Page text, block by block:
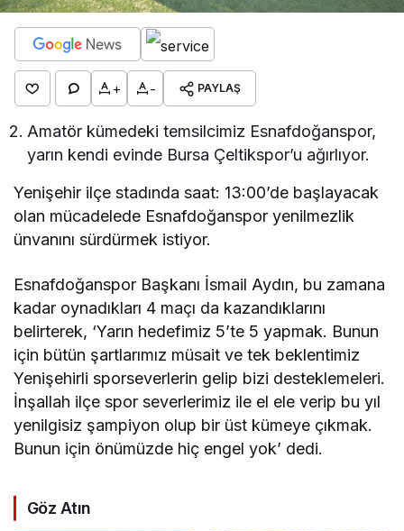
+ - PAYLAŞ
Amatör kümedeki temsilcimiz Esnafdoğanspor,
yarın kendi evinde Bursa Çeltikspor’u ağırlıyor.
Yenişehir ilçe stadında saat: 13:00’de başlayacak
olan mücadelede Esnafdoğanspor yenilmezlik
ünvanını sürdürmek istiyor.
Esnafdoğanspor Başkanı İsmail Aydın, bu zamana
kadar oynadıkları 4 maçı da kazandıklarını
belirterek, ‘Yarın hedefimiz 5’te 5 yapmak. Bunun
için bütün şartlarımız müsait ve tek beklentimiz
Yenişehirli sporseverlerin gelip bizi desteklemeleri.
İnşallah ilçe spor severlerimiz ile el ele verip bu yıl
yenilgisiz şampiyon olup bir üst kümeye çıkmak.
Bunun için önümüzde hiç engel yok’ dedi.
Göz Atın